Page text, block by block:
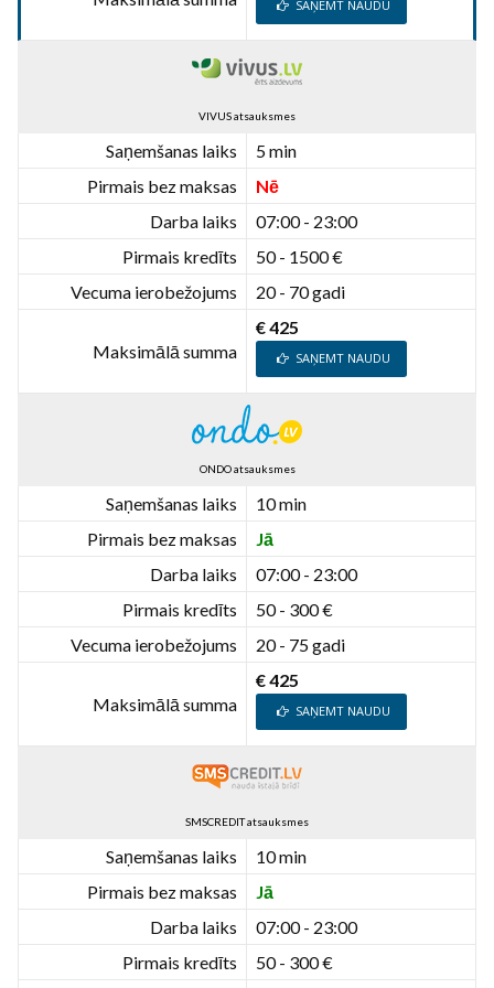
SAŅEMT NAUDU
VIVUS atsauksmes
Saņemšanas laiks
5 min
Pirmais bez maksas
Nē
Darba laiks
07:00 - 23:00
Pirmais kredīts
50 - 1500 €
Vecuma ierobežojums
20 - 70 gadi
Maksimālā summa
€ 425
SAŅEMT NAUDU
ONDO atsauksmes
Saņemšanas laiks
10 min
Pirmais bez maksas
Jā
Darba laiks
07:00 - 23:00
Pirmais kredīts
50 - 300 €
Vecuma ierobežojums
20 - 75 gadi
Maksimālā summa
€ 425
SAŅEMT NAUDU
SMSCREDIT atsauksmes
Saņemšanas laiks
10 min
Pirmais bez maksas
Jā
Darba laiks
07:00 - 23:00
Pirmais kredīts
50 - 300 €